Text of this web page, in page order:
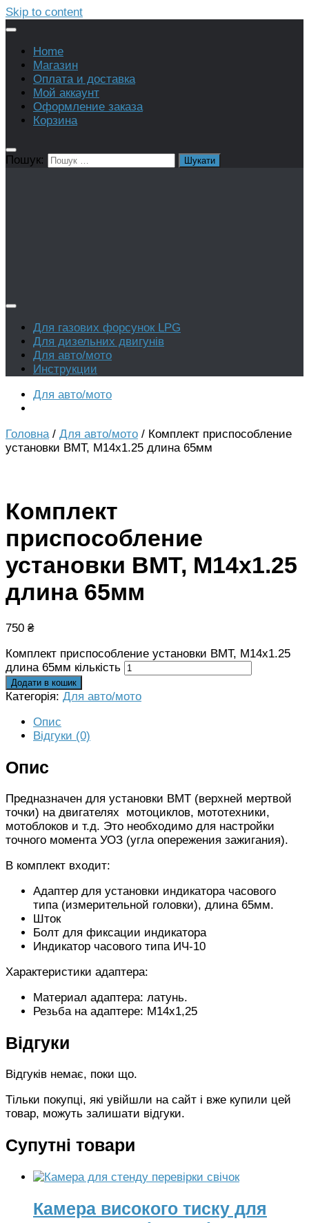
Skip to content
Home
Магазин
Оплата и доставка
Мой аккаунт
Оформление заказа
Корзина
Пошук:
Для газових форсунок LPG
Для дизельних двигунів
Для авто/мото
Инструкции
Для авто/мото
Головна / Для авто/мото / Комплект приспособление
установки ВМТ, М14х1.25 длина 65мм
Комплект
приспособление
установки ВМТ, М14х1.25
длина 65мм
750 ₴
Комплект приспособление установки ВМТ, М14х1.25
длина 65мм кількість
Додати в кошик
Категорія: Для авто/мото
Опис
Відгуки (0)
Опис
Предназначен для установки ВМТ (верхней мертвой
точки) на двигателях мотоциклов, мототехники,
мотоблоков и т.д. Это необходимо для настройки
точного момента УОЗ (угла опережения зажигания).
В комплект входит:
Адаптер для установки индикатора часового
типа (измерительной головки), длина 65мм.
Шток
Болт для фиксации индикатора
Индикатор часового типа ИЧ-10
Характеристики адаптера:
Материал адаптера: латунь.
Резьба на адаптере: M14х1,25
Відгуки
Відгуків немає, поки що.
Тільки покупці, які увійшли на сайт і вже купили цей
товар, можуть залишати відгуки.
Супутні товари
Камера високого тиску для